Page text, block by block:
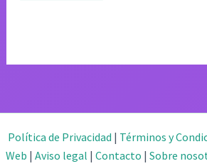
Política de Privacidad | Términos y
Web | Aviso legal | Contacto | Sobre